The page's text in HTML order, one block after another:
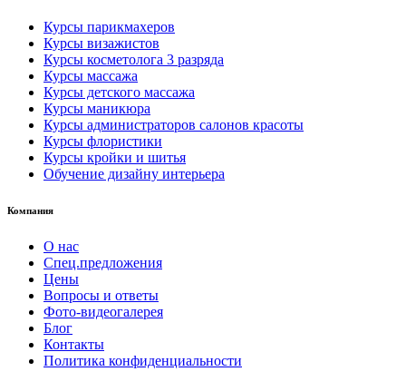
Курсы парикмахеров
Курсы визажистов
Курсы косметолога 3 разряда
Курсы массажа
Курсы детского массажа
Курсы маникюра
Курсы администраторов салонов красоты
Курсы флористики
Курсы кройки и шитья
Обучение дизайну интерьера
Компания
О нас
Спец.предложения
Цены
Вопросы и ответы
Фото-видеогалерея
Блог
Контакты
Политика конфиденциальности